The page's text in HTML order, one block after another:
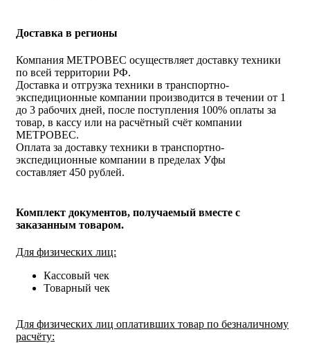
Доставка в регионы
Компания МЕТРОВЕС осуществляет доставку техники
по всей территории РФ.
Доставка и отгрузка техники в транспортно-
экспедиционные компании производится в течении от 1
до 3 рабочих дней, после поступления 100% оплаты за
товар, в кассу или на расчётный счёт компании
МЕТРОВЕС.
Оплата за доставку техники в транспортно-
экспедиционные компании в пределах Уфы
составляет 450 рублей.
Комплект документов, получаемый вместе с
заказанным товаром.
Для физических лиц:
Кассовый чек
Товарный чек
Для физических лиц оплативших товар по безналичному
расчёту: